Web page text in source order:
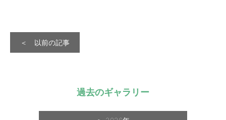
＜ 以前の記事
過去のギャラリー